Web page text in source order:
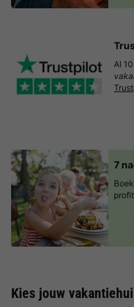
Al
7
Kies jouw